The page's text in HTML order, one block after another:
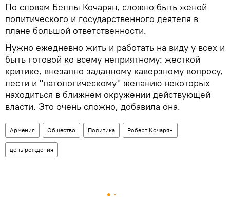
По словам Беллы Кочарян, сложно быть женой
политического и государственного деятеля в
плане большой ответственности.
Нужно ежедневно жить и работать на виду у всех и
быть готовой ко всему неприятному: жесткой
критике, внезапно заданному каверзному вопросу,
лести и "патологическому" желанию некоторых
находиться в ближнем окружении действующей
власти. Это очень сложно, добавила она.
Армения Общество Политика Роберт Кочарян
день рождения